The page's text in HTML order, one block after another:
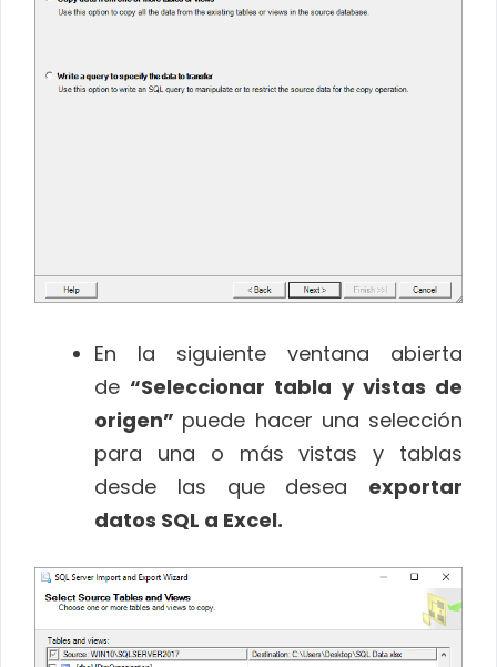
En la siguiente ventana abierta
de “Seleccionar tabla y vistas de
origen” puede hacer una selección
para una o más vistas y tablas
desde las que desea exportar
datos SQL a Excel.